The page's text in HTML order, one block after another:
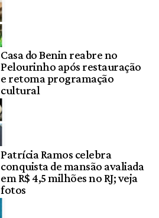
Casa do Benin reabre no
Pelourinho após restauração
e retoma programação
cultural
Patrícia Ramos celebra
conquista de mansão avaliada
em R$ 4,5 milhões no RJ; veja
fotos